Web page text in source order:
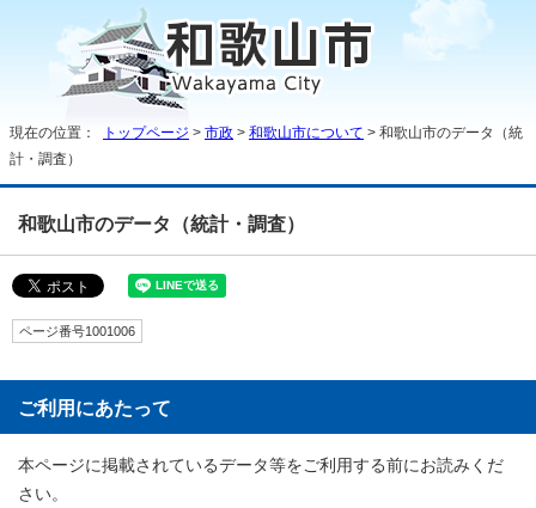
現在の位置： トップページ > 市政 > 和歌山市について > 和歌山市のデータ（統
計・調査）
和歌山市のデータ（統計・調査）
ページ番号1001006
ご利用にあたって
本ページに掲載されているデータ等をご利用する前にお読みくだ
さい。